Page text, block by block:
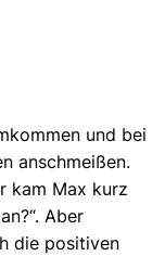
und bei
anschmeißen.
kam Max kurz
Aber
die positiven